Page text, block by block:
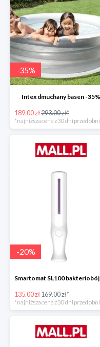
-35%
Intex dmuchany basen -35%
189.00 zł293.00 zł*
-20%
135.00 zł169.00 zł*